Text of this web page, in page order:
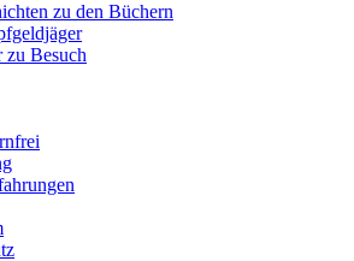
zu den Büchern
zu Besuch